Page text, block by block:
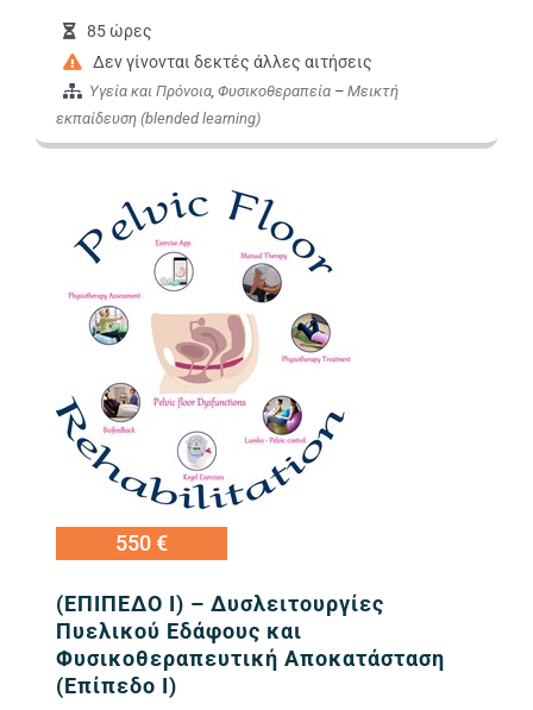
85 ώρες
Δεν γίνονται δεκτές άλλες αιτήσεις
Υγεία και Πρόνοια ,Φυσικοθεραπεία –Μεικτή
εκπαίδευση (blended learning)
550 €
(ΕΠΙΠΕΔΟ I) – Δυσλειτουργίες
Πυελικού Εδάφους και
Φυσικοθεραπευτική Αποκατάσταση
(Επίπεδο I)